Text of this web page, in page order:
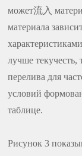
может流入
материала
лучше текучесть,
перелива для
условий
таблице.
Рисунок 3